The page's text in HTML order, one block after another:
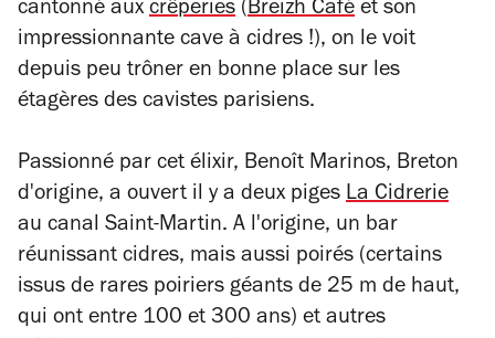
cantonné aux crêperies (Breizh Café et son
impressionnante cave à cidres !), on le voit
depuis peu trôner en bonne place sur les
étagères des cavistes parisiens.
Passionné par cet élixir, Benoît Marinos, Breton
d'origine, a ouvert il y a deux piges La Cidrerie
au canal Saint-Martin. A l'origine, un bar
réunissant cidres, mais aussi poirés (certains
issus de rares poiriers géants de 25 m de haut,
qui ont entre 100 et 300 ans) et autres